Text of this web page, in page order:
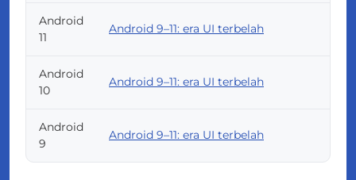
Android
11
Android 9–11: era UI terbelah
Android
10
Android 9–11: era UI terbelah
Android
9
Android 9–11: era UI terbelah